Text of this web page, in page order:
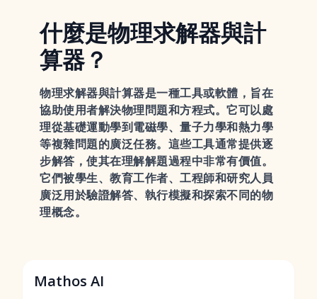
什麼是物理求解器與計
算器？
物理求解器與計算器是一種工具或軟體，旨在
協助使用者解決物理問題和方程式。它可以處
理從基礎運動學到電磁學、量子力學和熱力學
等複雜問題的廣泛任務。這些工具通常提供逐
步解答，使其在理解解題過程中非常有價值。
它們被學生、教育工作者、工程師和研究人員
廣泛用於驗證解答、執行模擬和探索不同的物
理概念。
Mathos AI